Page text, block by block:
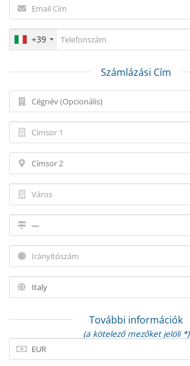
+39
Számlázási Cím
További információk
(a kötelező mezőket jelöli *)